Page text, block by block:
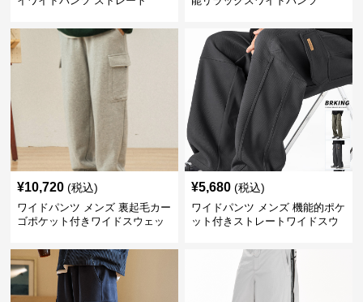
¥10,720 (税込)
ワイドパンツ メンズ 裏起毛カー
ゴポケット付きワイドスウェッ
¥5,680 (税込)
ワイドパンツ メンズ 機能的ポケ
ット付きストレートワイドスウ